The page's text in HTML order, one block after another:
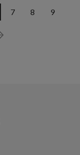
7 8 9